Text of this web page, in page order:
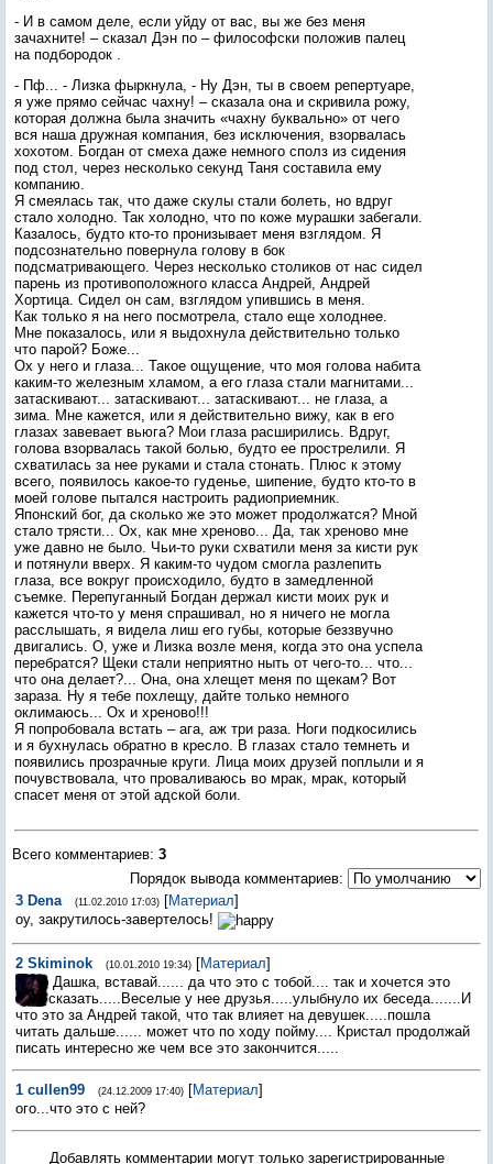
- И в самом деле, если уйду от вас, вы же без меня
зачахните! – сказал Дэн по – философски положив палец
на подбородок .
- Пф... - Лизка фыркнула, - Ну Дэн, ты в своем репертуаре,
я уже прямо сейчас чахну! – сказала она и скривила рожу,
которая должна была значить «чахну буквально» от чего
вся наша дружная компания, без исключения, взорвалась
хохотом. Богдан от смеха даже немного сполз из сидения
под стол, через несколько секунд Таня составила ему
компанию.
Я смеялась так, что даже скулы стали болеть, но вдруг
стало холодно. Так холодно, что по коже мурашки забегали.
Казалось, будто кто-то пронизывает меня взглядом. Я
подсознательно повернула голову в бок
подсматривающего. Через несколько столиков от нас сидел
парень из противоположного класса Андрей, Андрей
Хортица. Сидел он сам, взглядом упившись в меня.
Как только я на него посмотрела, стало еще холоднее.
Мне показалось, или я выдохнула действительно только
что парой? Боже...
Ох у него и глаза... Такое ощущение, что моя голова набита
каким-то железным хламом, а его глаза стали магнитами...
затаскивают... затаскивают... затаскивают... не глаза, а
зима. Мне кажется, или я действительно вижу, как в его
глазах завевает вьюга? Мои глаза расширились. Вдруг,
голова взорвалась такой болью, будто ее прострелили. Я
схватилась за нее руками и стала стонать. Плюс к этому
всего, появилось какое-то гуденье, шипение, будто кто-то в
моей голове пытался настроить радиоприемник.
Японский бог, да сколько же это может продолжатся? Мной
стало трясти... Ох, как мне хреново... Да, так хреново мне
уже давно не было. Чьи-то руки схватили меня за кисти рук
и потянули вверх. Я каким-то чудом смогла разлепить
глаза, все вокруг происходило, будто в замедленной
съемке. Перепуганный Богдан держал кисти моих рук и
кажется что-то у меня спрашивал, но я ничего не могла
расслышать, я видела лиш его губы, которые беззвучно
двигались. О, уже и Лизка возле меня, когда это она успела
перебратся? Щеки стали неприятно ныть от чего-то... что...
что она делает?... Она, она хлещет меня по щекам? Вот
зараза. Ну я тебе похлещу, дайте только немного
оклимаюсь... Ох и хреново!!!
Я попробовала встать – ага, аж три раза. Ноги подкосились
и я бухнулась обратно в кресло. В глазах стало темнеть и
появились прозрачные круги. Лица моих друзей поплыли и я
почувствовала, что проваливаюсь во мрак, мрак, который
спасет меня от этой адской боли.
Всего комментариев: 3
Порядок вывода комментариев:
3 Dena (11.02.2010 17:03) [Материал]
оу, закрутилось-завертелось!
2 Skiminok (10.01.2010 19:34) [Материал]
Дашка, вставай...... да что это с тобой.... так и хочется это
сказать.....Веселые у нее друзья.....улыбнуло их беседа.......И
что это за Андрей такой, что так влияет на девушек.....пошла
читать дальше...... может что по ходу пойму.... Кристал продолжай
писать интересно же чем все это закончится.....
1 cullen99 (24.12.2009 17:40) [Материал]
ого...что это с ней?
Добавлять комментарии могут только зарегистрированные